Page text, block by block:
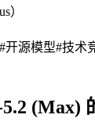
）
#开源模型#技术
(Max)